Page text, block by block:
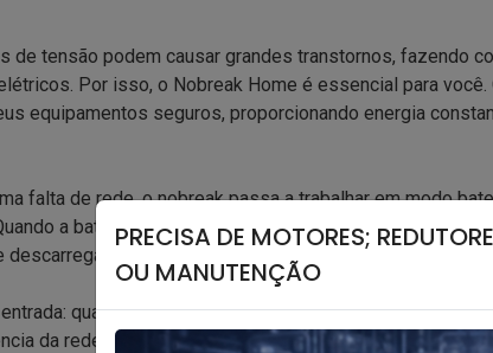
PRECISA DE MOTORES;
OU MANUTENÇÃO
de tensão podem causar grandes transtornos, fazendo
Por isso, o Nobreak Home é essencial para
equipamentos seguros, proporcionando energia
falta de rede, o nobreak passa a trabalhar em modo
a bateria está prestes a acabar o nobreak emite
ele emite um alarme sonoro por um
quando o nobreak está conectado à rede elétrica,
da rede elétrica ao qual está conectado.